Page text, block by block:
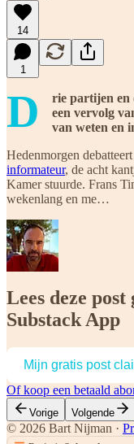
14
1
D
rie partijen en
een vervolg
van weten en
Hedenmorgen
informateur, de acht
Kamer stuurde. Frans
wekenlang en me…
Lees deze
Substack App
Mijn gratis post
Of koop een betaald
Vorige Volgende
© 2026 Bart Nijman ·